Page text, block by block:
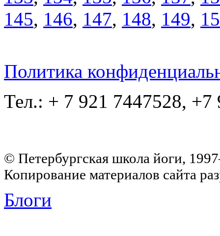
145, 146, 147, 148, 149,
Политика
Тел.: + 7 921 7447528, +7
© Петербургская школа йоги,
Копирование материалов сайта
Блоги